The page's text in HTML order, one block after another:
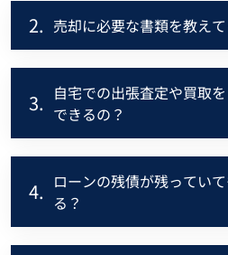
2. 売却に必要な書類を教えて
3. 自宅での出張査定や買取
できるの？
4. ローンの残債が残ってい
る？